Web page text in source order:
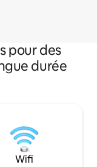
pour des
durée
Wifi